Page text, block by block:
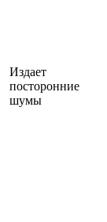
Издает
посторонние
шумы